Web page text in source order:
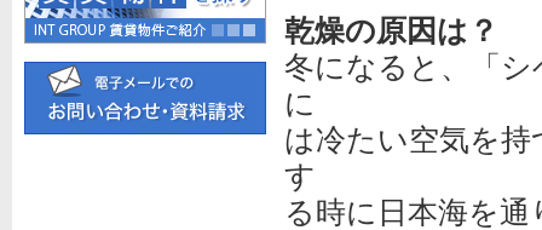
乾燥の原因は？
冬になると、「
に
は冷たい空気を
す
る時に日本海を